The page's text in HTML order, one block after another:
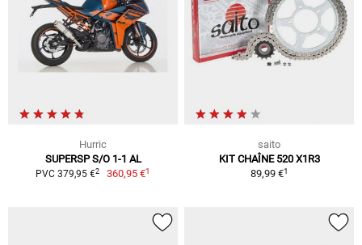
Hurric
SUPERSP S/O 1-1 AL
PVC 379,95 €2 360,95 €1
saito
KIT CHAÎNE 520 X1R3
89,99 €1